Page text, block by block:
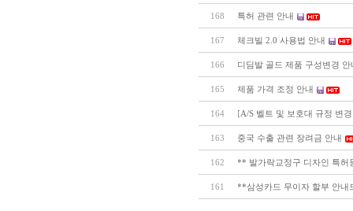
168 특허 관련 안내
167 체크빌 2.0 사용법 안내
166 디딤발 골드 제품 구성변경 안
165 제품 가격 조정 안내
164 [A/S 벨트 및 보호대 규정 변
163 중국 수출 관련 장려금 안내
162 ** 발가락교정구 디자인 특허
161 **삼성카드 무이자 할부 안내